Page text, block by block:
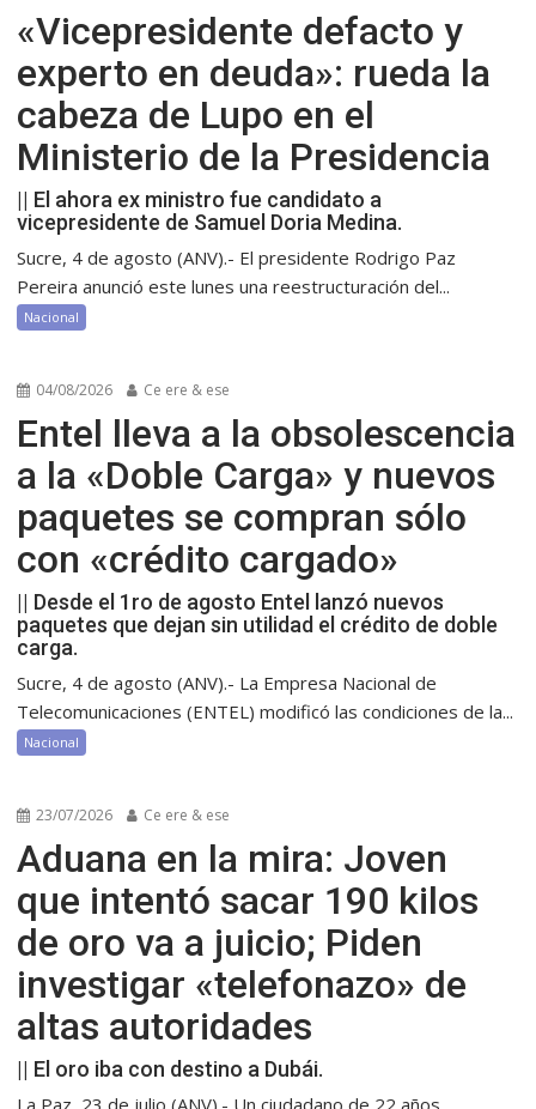
«Vicepresidente defacto y
experto en deuda»: rueda la
cabeza de Lupo en el
Ministerio de la Presidencia
|| El ahora ex ministro fue candidato a
vicepresidente de Samuel Doria Medina.
Sucre, 4 de agosto (ANV).- El presidente Rodrigo Paz
Pereira anunció este lunes una reestructuración del...
Nacional
04/08/2026 Ce ere & ese
Entel lleva a la obsolescencia
a la «Doble Carga» y nuevos
paquetes se compran sólo
con «crédito cargado»
|| Desde el 1ro de agosto Entel lanzó nuevos
paquetes que dejan sin utilidad el crédito de doble
carga.
Sucre, 4 de agosto (ANV).- La Empresa Nacional de
Telecomunicaciones (ENTEL) modificó las condiciones de la...
Nacional
23/07/2026 Ce ere & ese
Aduana en la mira: Joven
que intentó sacar 190 kilos
de oro va a juicio; Piden
investigar «telefonazo» de
altas autoridades
|| El oro iba con destino a Dubái.